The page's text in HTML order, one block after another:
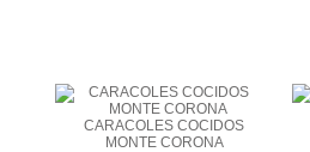
CARACOLES COCIDOS
MONTE CORONA